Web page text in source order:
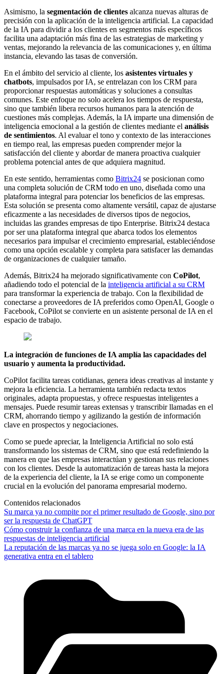
Asimismo, la segmentación de clientes alcanza nuevas alturas de
precisión con la aplicación de la inteligencia artificial. La capacidad
de la IA para dividir a los clientes en segmentos más específicos
facilita una adaptación más fina de las estrategias de marketing y
ventas, mejorando la relevancia de las comunicaciones y, en última
instancia, elevando las tasas de conversión.
En el ámbito del servicio al cliente, los asistentes virtuales y
chatbots, impulsados por IA, se entrelazan con los CRM para
proporcionar respuestas automáticas y soluciones a consultas
comunes. Este enfoque no solo acelera los tiempos de respuesta,
sino que también libera recursos humanos para la atención de
cuestiones más complejas. Además, la IA imparte una dimensión de
inteligencia emocional a la gestión de clientes mediante el análisis
de sentimientos. Al evaluar el tono y contexto de las interacciones
en tiempo real, las empresas pueden comprender mejor la
satisfacción del cliente y abordar de manera proactiva cualquier
problema potencial antes de que adquiera magnitud.
En este sentido, herramientas como Bitrix24 se posicionan como
una completa solución de CRM todo en uno, diseñada como una
plataforma integral para potenciar los beneficios de las empresas.
Esta solución se presenta como altamente versátil, capaz de ajustarse
eficazmente a las necesidades de diversos tipos de negocios,
incluidas las grandes empresas de tipo Enterprise. Bitrix24 destaca
por ser una plataforma integral que abarca todos los elementos
necesarios para impulsar el crecimiento empresarial, estableciéndose
como una opción escalable y completa para satisfacer las demandas
de organizaciones de cualquier tamaño.
Además, Bitrix24 ha mejorado significativamente con CoPilot,
añadiendo todo el potencial de la inteligencia artificial a su CRM
para transformar la experiencia de trabajo. Con la flexibilidad de
conectarse a proveedores de IA preferidos como OpenAI, Google o
Facebook, CoPilot se convierte en un asistente personal de IA en el
espacio de trabajo.
La integración de funciones de IA amplía las capacidades del
usuario y aumenta la productividad.
CoPilot facilita tareas cotidianas, genera ideas creativas al instante y
mejora la eficiencia. La herramienta también redacta textos
originales, adapta propuestas, y ofrece respuestas inteligentes a
mensajes. Puede resumir tareas extensas y transcribir llamadas en el
CRM, ahorrando tiempo y agilizando la gestión de información
clave en prospectos y negociaciones.
Como se puede apreciar, la Inteligencia Artificial no solo está
transformando los sistemas de CRM, sino que está redefiniendo la
manera en que las empresas interactúan y gestionan sus relaciones
con los clientes. Desde la automatización de tareas hasta la mejora
de la experiencia del cliente, la IA se erige como un componente
crucial en la evolución del panorama empresarial moderno.
Contenidos relacionados
Su marca ya no compite por el primer resultado de Google, sino por
ser la respuesta de ChatGPT
Cómo construir la confianza de una marca en la nueva era de las
respuestas de inteligencia artificial
La reputación de las marcas ya no se juega solo en Google: la IA
generativa entra en el tablero